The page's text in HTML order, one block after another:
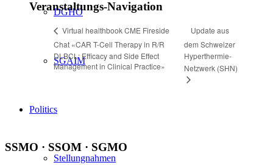
DGHO
SGAIM
Politics
Stellungnahmen
Veranstaltungs-Navigation
Virtual healthbook CME Fireside
Chat «CAR T-Cell Therapy in R/R
DLBCL: Efficacy and Side Effect
Management in Clinical Practice»
Update aus
dem Schweizer
Hyperthermie-
Netzwerk (SHN)
SSMO · SSOM · SGMO